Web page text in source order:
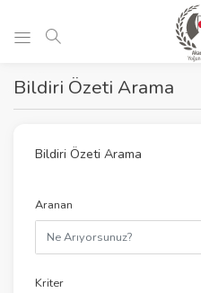
Bildiri Özeti Arama
Bildiri Özeti Arama
Aranan
Kriter